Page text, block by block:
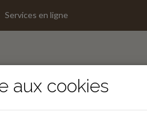
Services en ligne
aux cookies